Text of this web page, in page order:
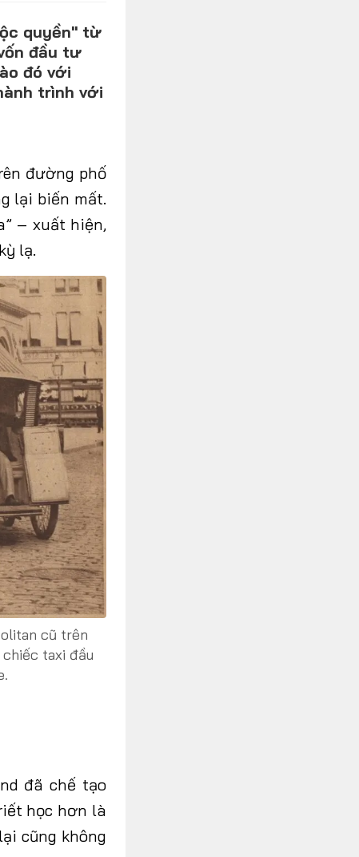
quyền" từ
đầu tư
đó với
trình với
đường phố
lại biến mất.
” – xuất hiện,
lạ.
cũ trên
taxi đầu
đã chế tạo
học hơn là
cũng không